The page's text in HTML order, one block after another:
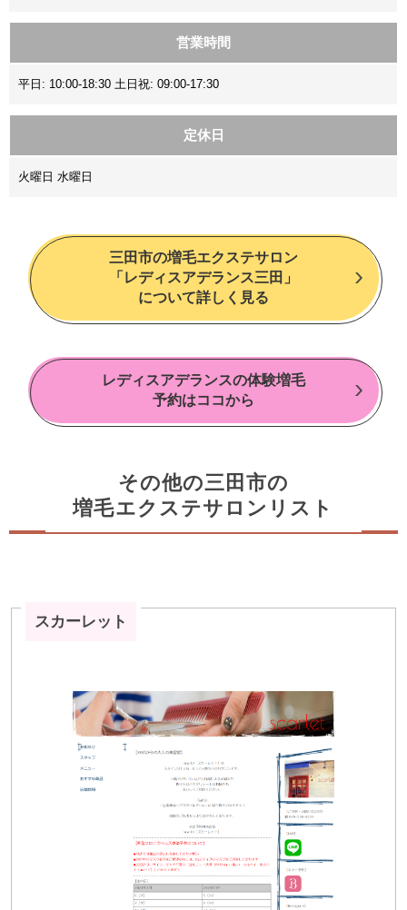
営業時間
平日: 10:00-18:30 土日祝: 09:00-17:30
定休日
火曜日 水曜日
三田市の増毛エクステサロン
「レディスアデランス三田」
について詳しく見る
レディスアデランスの体験増毛
予約はココから
その他の三田市の
増毛エクステサロンリスト
スカーレット